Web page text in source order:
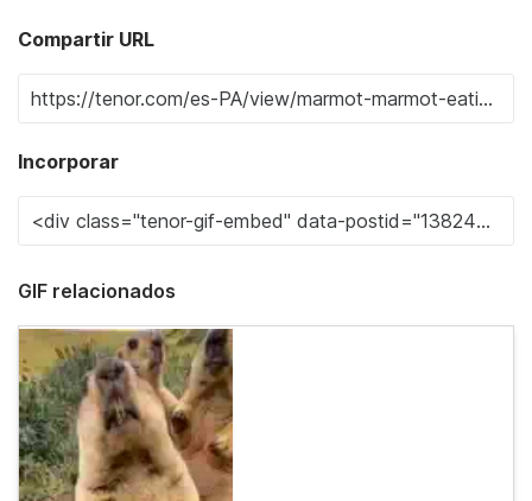
Compartir URL
Incorporar
GIF relacionados